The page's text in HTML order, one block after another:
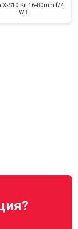
X-S10 Kit 16-80mm f/4
WR